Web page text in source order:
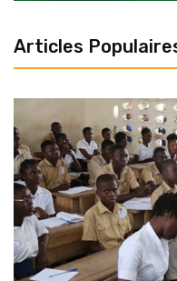
Articles